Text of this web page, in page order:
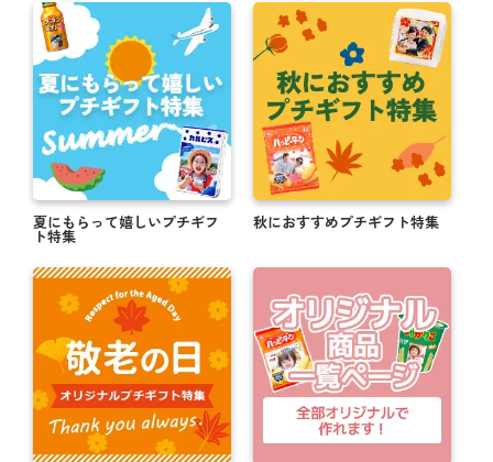
夏にもらって嬉しいプチギフ
ト特集
秋におすすめプチギフト特集